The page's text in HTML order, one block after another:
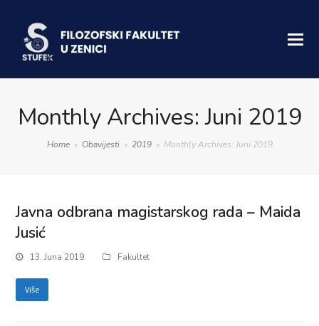
Monthly Archives: Juni 2019
Home » Obavijesti » 2019 » Monthly Archives: Juni 2019
Javna odbrana magistarskog rada – Maida
Jusić
13. Juna 2019. Fakultet
Više